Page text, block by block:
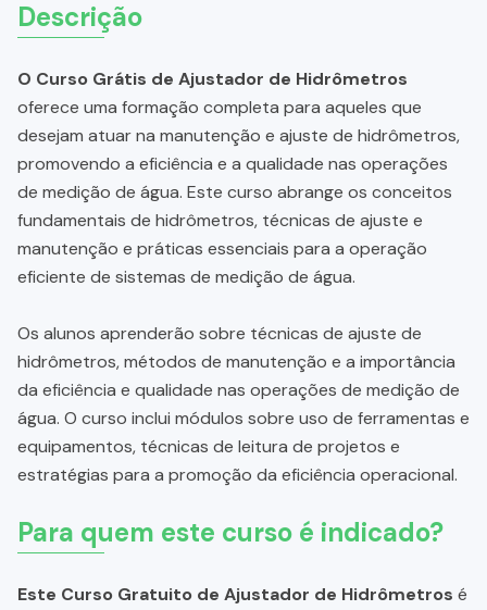
Descrição
O Curso Grátis de Ajustador de Hidrômetros
oferece uma formação completa para aqueles que
desejam atuar na manutenção e ajuste de hidrômetros,
promovendo a eficiência e a qualidade nas operações
de medição de água. Este curso abrange os conceitos
fundamentais de hidrômetros, técnicas de ajuste e
manutenção e práticas essenciais para a operação
eficiente de sistemas de medição de água.
Os alunos aprenderão sobre técnicas de ajuste de
hidrômetros, métodos de manutenção e a importância
da eficiência e qualidade nas operações de medição de
água. O curso inclui módulos sobre uso de ferramentas e
equipamentos, técnicas de leitura de projetos e
estratégias para a promoção da eficiência operacional.
Para quem este curso é indicado?
Este Curso Gratuito de Ajustador de Hidrômetros é